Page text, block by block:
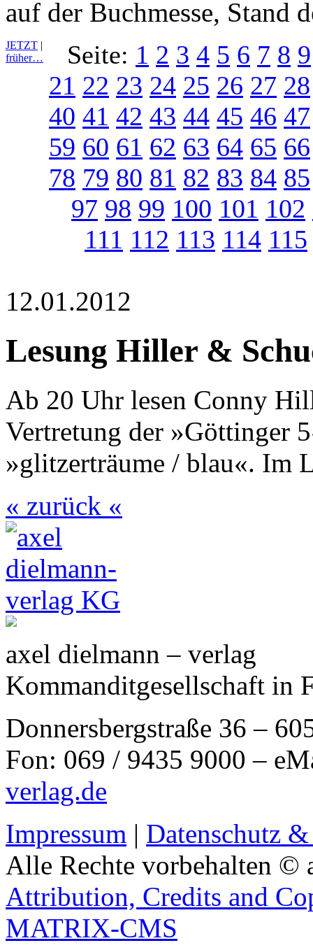
auf der Buchmesse, Stand
JETZT |
früher…
Seite: 1 2 3 4 5 6 7 8 9
21 22 23 24 25 26 27 28
40 41 42 43 44 45 46 47
59 60 61 62 63 64 65 66
78 79 80 81 82 83 84 85
97 98 99 100 101 102
111 112 113 114 115
12.01.2012
Lesung Hiller &
Ab 20 Uhr lesen Conny
Vertretung der »Göttinger
»glitzerträume / blau«. Im
« zurück «
axel dielmann – verlag
Kommanditgesellschaft in
Donnersbergstraße 36 –
Fon: 069 / 9435 9000 –
verlag.de
Impressum | Datenschutz
Alle Rechte vorbehalten ©
Attribution, Credits and
MATRIX-CMS